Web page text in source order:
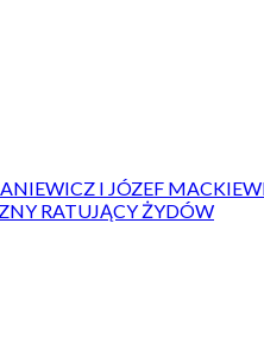
I JÓZEF
RATUJĄCY ŻYDÓW